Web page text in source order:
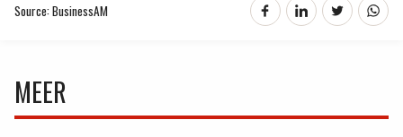
Source: BusinessAM
MEER